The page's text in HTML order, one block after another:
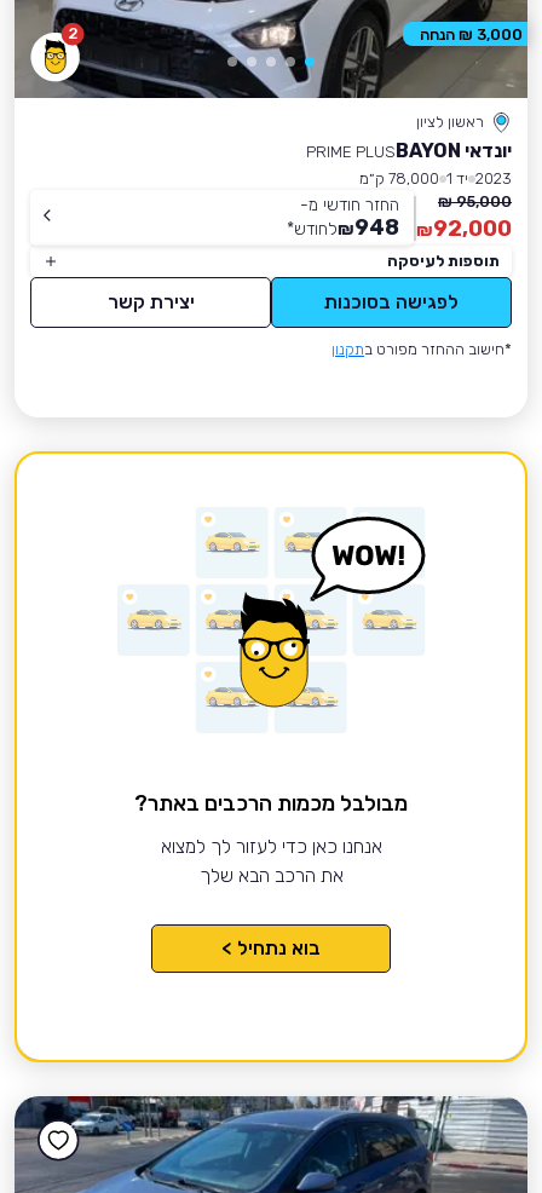
2
ראשון לציון
יונדאי BAYON
PRIME PLUS
2023 יד 1
78,000 ק״מ
95,000 ₪
92,000
₪
החזר חודשי מ-
948
₪לחודש*
תוספות לעיסקה
לפגישה בסוכנות יצירת קשר
*חישוב ההחזר מפורט בתקנון
3,000 ₪ הנחה
מבולבל מכמות הרכבים באתר?
אנחנו כאן כדי לעזור לך למצוא
את הרכב הבא שלך
בוא נתחיל >